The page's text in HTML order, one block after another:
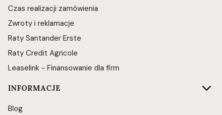
Czas realizacji zamówienia
Zwroty i reklamacje
Raty Santander Erste
Raty Credit Agricole
Leaselink - Finansowanie dla firm
INFORMACJE
Blog